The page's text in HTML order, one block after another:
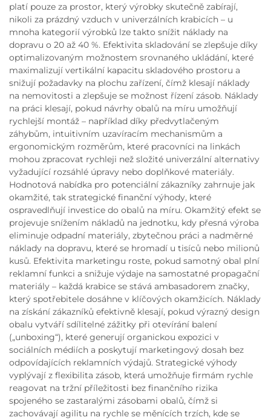
platí pouze za prostor, který výrobky skutečně zabírají,
nikoli za prázdný vzduch v univerzálních krabicích – u
mnoha kategorií výrobků lze takto snížit náklady na
dopravu o 20 až 40 %. Efektivita skladování se zlepšuje díky
optimalizovaným možnostem srovnaného ukládání, které
maximalizují vertikální kapacitu skladového prostoru a
snižují požadavky na plochu zařízení, čímž klesají náklady
na nemovitosti a zlepšuje se možnost řízení zásob. Náklady
na práci klesají, pokud návrhy obalů na míru umožňují
rychlejší montáž – například díky předvytlačeným
záhybům, intuitivním uzavíracím mechanismům a
ergonomickým rozměrům, které pracovníci na linkách
mohou zpracovat rychleji než složité univerzální alternativy
vyžadující rozsáhlé úpravy nebo doplňkové materiály.
Hodnotová nabídka pro potenciální zákazníky zahrnuje jak
okamžité, tak strategické finanční výhody, které
ospravedlňují investice do obalů na míru. Okamžitý efekt se
projevuje snížením nákladů na jednotku, kdy přesná výroba
eliminuje odpadní materiály, zbytečnou práci a nadměrné
náklady na dopravu, které se hromadí u tisíců nebo milionů
kusů. Efektivita marketingu roste, pokud samotný obal plní
reklamní funkci a snižuje výdaje na samostatné propagační
materiály – každá krabice se stává ambasadorem značky,
který spotřebitele dosáhne v klíčových okamžicích. Náklady
na získání zákazníků efektivně klesají, pokud výrazný design
obalu vytváří sdílitelné zážitky při otevírání balení
(„unboxing“), které generují organickou expozici v
sociálních médiích a poskytují marketingový dosah bez
odpovídajících reklamních výdajů. Strategické výhody
vyplývají z flexibilita zásob, která umožňuje firmám rychle
reagovat na tržní příležitosti bez finančního rizika
spojeného se zastaralými zásobami obalů, čímž si
zachovávají agilitu na rychle se měnících trzích, kde se